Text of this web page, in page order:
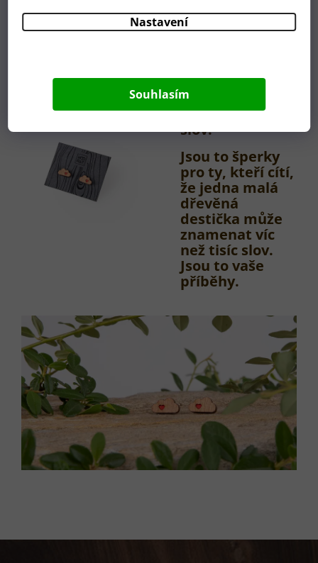
Nastavení
Souhlasím
Jednoduché a
dřeva vás spojí s
přírodou bez
zbytečných
slov.
Jsou to šperky
pro ty, kteří cítí,
že jedna malá
dřevěná
destička může
znamenat víc
než tisíc slov.
Jsou to vaše
příběhy.